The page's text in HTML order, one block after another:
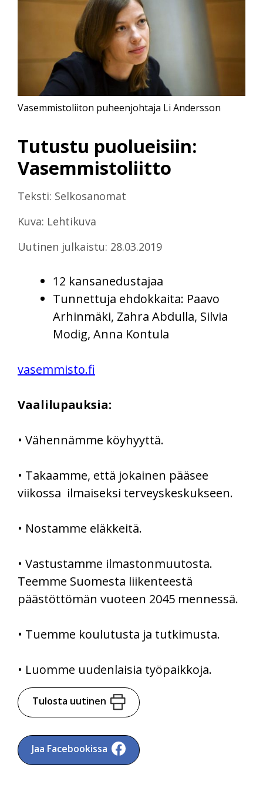
Tutustu puolueisiin:
Vasemmistoliitto
Teksti: Selkosanomat
Kuva: Lehtikuva
Uutinen julkaistu: 28.03.2019
Vasemmistoliiton puheenjohtaja Li Andersson
12 kansanedustajaa
Tunnettuja ehdokkaita: Paavo
Arhinmäki, Zahra Abdulla, Silvia
Modig, Anna Kontula
vasemmisto.fi
Vaalilupauksia:
• Vähennämme köyhyyttä.
• Takaamme, että jokainen pääsee
viikossa ilmaiseksi terveyskeskukseen.
• Nostamme eläkkeitä.
• Vastustamme ilmastonmuutosta.
Teemme Suomesta liikenteestä
päästöttömän vuoteen 2045 mennessä.
• Tuemme koulutusta ja tutkimusta.
• Luomme uudenlaisia työpaikkoja.
Tulosta uutinen
Jaa Facebookissa